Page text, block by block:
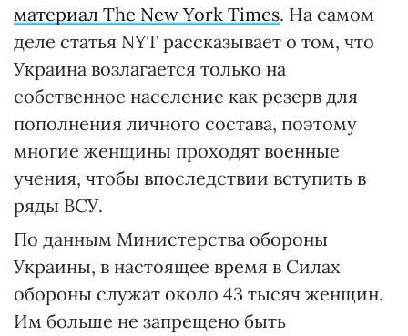
материал The New York Times. На самом
деле статья NYT рассказывает о том, что
Украина возлагается только на
собственное население как резерв для
пополнения личного состава, поэтому
многие женщины проходят военные
учения, чтобы впоследствии вступить в
ряды ВСУ.
По данным Министерства обороны
Украины, в настоящее время в Силах
обороны служат около 43 тысяч женщин.
Им больше не запрещено быть